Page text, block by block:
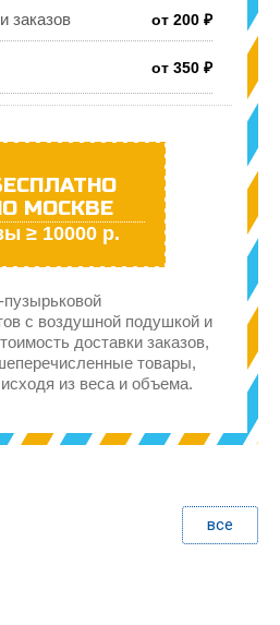
заказов от 200 ₽
от 350 ₽
МОСКВЕ
≥ 10000 р.
с воздушной подушкой и
доставки заказов,
товары,
из веса и объема.
все